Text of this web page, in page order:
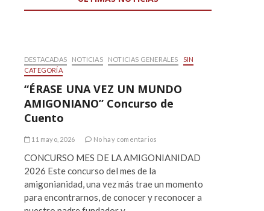
DESTACADAS NOTICIAS NOTICIAS GENERALES
SIN
CATEGORÍA
“ÉRASE UNA VEZ UN MUNDO
AMIGONIANO” Concurso de
Cuento
11 mayo, 2026 No hay comentarios
CONCURSO MES DE LA AMIGONIANIDAD
2026 Este concurso del mes de la
amigonianidad, una vez más trae un momento
para encontrarnos, de conocer y reconocer a